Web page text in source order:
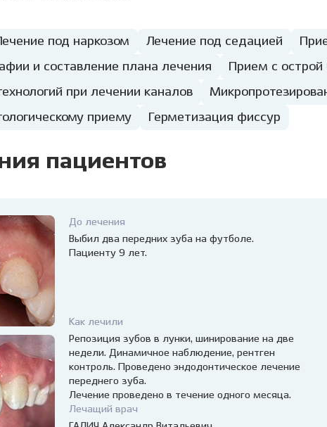
под наркозом Лечение под седацией
и составление плана лечения
Прием с
при лечении каналов
приему
Герметизация фиссур
пациентов
До лечения
Выбил два передних зуба на футболе.
Пациенту 9 лет.
Как лечили
Репозиция зубов в лунки, шинирование на две
недели. Динамичное наблюдение, рентген
контроль. Проведено эндодонтическое лечение
переднего зуба.
Лечение проведено в течение одного месяца.
Лечащий врач